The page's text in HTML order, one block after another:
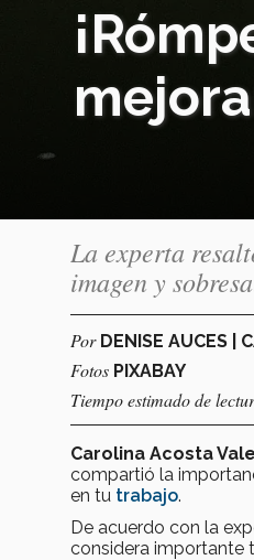
La experta
imagen y
Por DENISE AUCES |
Fotos PIXABAY
Tiempo estimado de
Carolina Acosta
compartió la
en tu trabajo.
De acuerdo con la
considera importante